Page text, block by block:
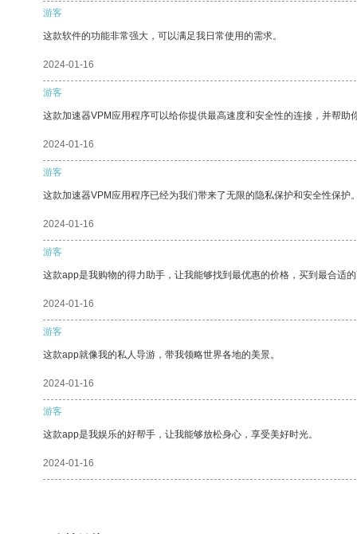
游客
这款软件的功能非常强大，可以满足我日常使用的需求。
2024-01-16
游客
这款加速器VPM应用程序可以给你提供最高速度和安全性的连接，并帮助
2024-01-16
游客
这款加速器VPM应用程序已经为我们带来了无限的隐私保护和安全性保护。
2024-01-16
游客
这款app是我购物的得力助手，让我能够找到最优惠的价格，买到最合适的
2024-01-16
游客
这款app就像我的私人导游，带我领略世界各地的美景。
2024-01-16
游客
这款app是我娱乐的好帮手，让我能够放松身心，享受美好时光。
2024-01-16